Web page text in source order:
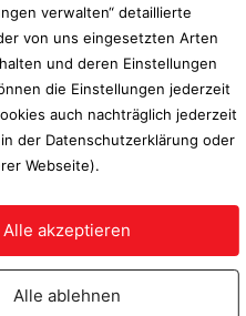
verwalten“ detaillierte
von uns eingesetzten Arten
und deren Einstellungen
die Einstellungen jederzeit
auch nachträglich jederzeit
der Datenschutzerklärung oder
Webseite).
Alle akzeptieren
Alle ablehnen